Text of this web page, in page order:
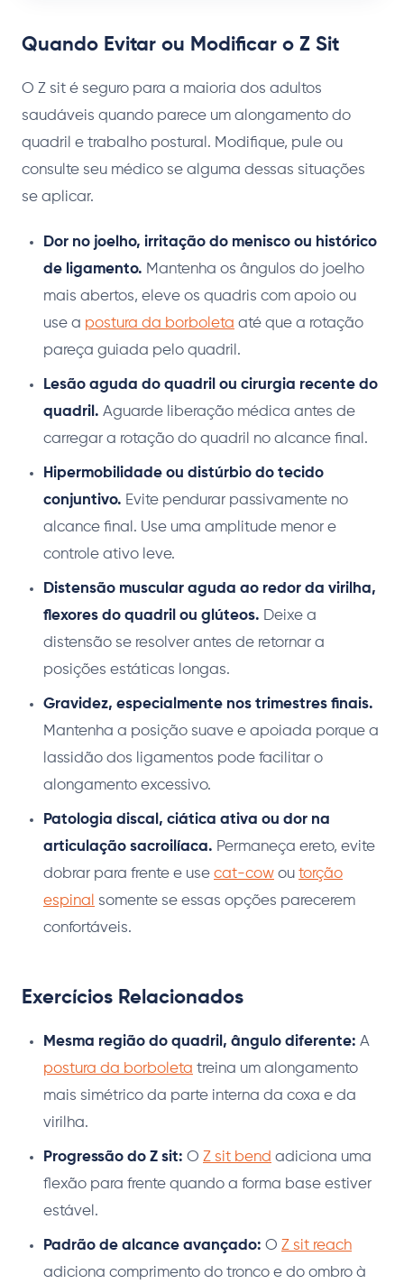
Quando Evitar ou Modificar o Z Sit
O Z sit é seguro para a maioria dos adultos
saudáveis quando parece um alongamento do
quadril e trabalho postural. Modifique, pule ou
consulte seu médico se alguma dessas situações
se aplicar.
Dor no joelho, irritação do menisco ou histórico
de ligamento. Mantenha os ângulos do joelho
mais abertos, eleve os quadris com apoio ou
use a postura da borboleta até que a rotação
pareça guiada pelo quadril.
Lesão aguda do quadril ou cirurgia recente do
quadril. Aguarde liberação médica antes de
carregar a rotação do quadril no alcance final.
Hipermobilidade ou distúrbio do tecido
conjuntivo. Evite pendurar passivamente no
alcance final. Use uma amplitude menor e
controle ativo leve.
Distensão muscular aguda ao redor da virilha,
flexores do quadril ou glúteos. Deixe a
distensão se resolver antes de retornar a
posições estáticas longas.
Gravidez, especialmente nos trimestres finais.
Mantenha a posição suave e apoiada porque a
lassidão dos ligamentos pode facilitar o
alongamento excessivo.
Patologia discal, ciática ativa ou dor na
articulação sacroilíaca. Permaneça ereto, evite
dobrar para frente e use cat-cow ou torção
espinal somente se essas opções parecerem
confortáveis.
Exercícios Relacionados
Mesma região do quadril, ângulo diferente: A
postura da borboleta treina um alongamento
mais simétrico da parte interna da coxa e da
virilha.
Progressão do Z sit: O Z sit bend adiciona uma
flexão para frente quando a forma base estiver
estável.
Padrão de alcance avançado: O Z sit reach
adiciona comprimento do tronco e do ombro à